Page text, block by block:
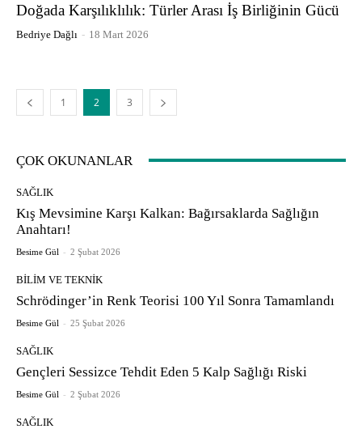
Doğada Karşılıklılık: Türler Arası İş Birliğinin Gücü
Bedriye Dağlı - 18 Mart 2026
1 2 3
ÇOK OKUNANLAR
SAĞLIK
Kış Mevsimine Karşı Kalkan: Bağırsaklarda Sağlığın
Anahtarı!
Besime Gül - 2 Şubat 2026
BILIM VE TEKNIK
Schrödinger’in Renk Teorisi 100 Yıl Sonra Tamamlandı
Besime Gül - 25 Şubat 2026
SAĞLIK
Gençleri Sessizce Tehdit Eden 5 Kalp Sağlığı Riski
Besime Gül - 2 Şubat 2026
SAĞLIK